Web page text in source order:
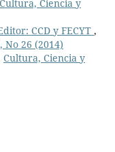
Cultura, Ciencia y
CCD y FECYT ,
No 26 (2014)
Cultura, Ciencia y